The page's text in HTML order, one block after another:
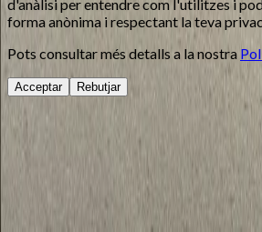
d'anàlisi per entendre com l'utilitzes i
forma anònima i respectant la teva
Pots consultar més detalls a la nostra
Acceptar Rebutjar